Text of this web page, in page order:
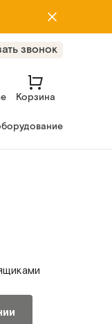
звонок
Корзина